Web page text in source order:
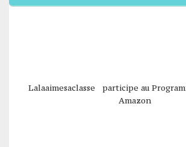
Lalaaimesaclasse participe au
Amazon